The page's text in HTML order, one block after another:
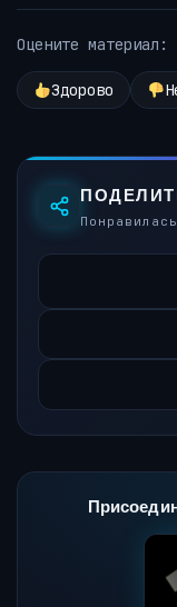
Оцените материал:
Здорово